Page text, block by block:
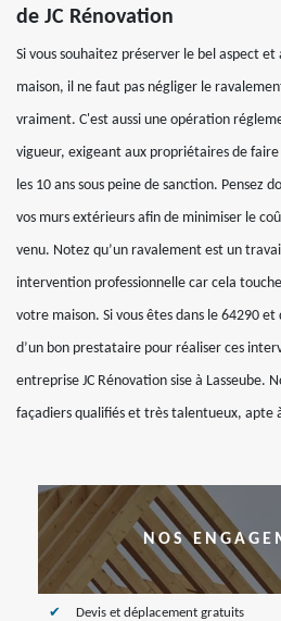
de JC Rénovation
Si vous souhaitez préserver le bel aspect
maison, il ne faut pas négliger le
vraiment. C'est aussi une opération
vigueur, exigeant aux propriétaires de
les 10 ans sous peine de sanction. Pensez
vos murs extérieurs afin de minimiser le
venu. Notez qu’un ravalement est un
intervention professionnelle car cela
votre maison. Si vous êtes dans le 64290
d’un bon prestataire pour réaliser ces
entreprise JC Rénovation sise à Lasseube.
façadiers qualifiés et très talentueux, apte
NOS
Devis et déplacement gratuits